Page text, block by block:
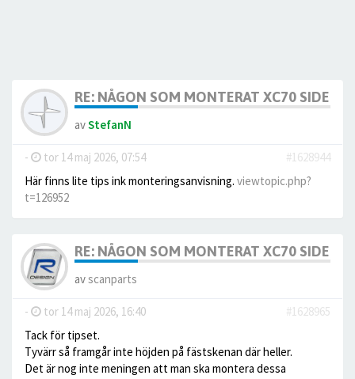
RE: NÅGON SOM MONTERAT XC70 SIDE
avStefanN
- tor 14 maj 2026, 07:54
#1628944
Här finns lite tips ink monteringsanvisning. viewtopic.php?
t=126952
RE: NÅGON SOM MONTERAT XC70 SIDE
avscanparts
- tor 14 maj 2026, 16:40
#1628965
Tack för tipset.
Tyvärr så framgår inte höjden på fästskenan där heller.
Det är nog inte meningen att man ska montera dessa